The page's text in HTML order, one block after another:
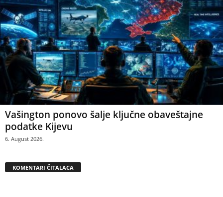
Vašington ponovo šalje ključne obaveštajne
podatke Kijevu
6. August 2026.
KOMENTARI ČITALACA